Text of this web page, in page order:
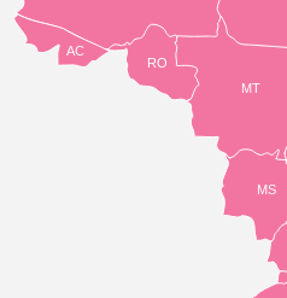
AC
RO
MT
MS